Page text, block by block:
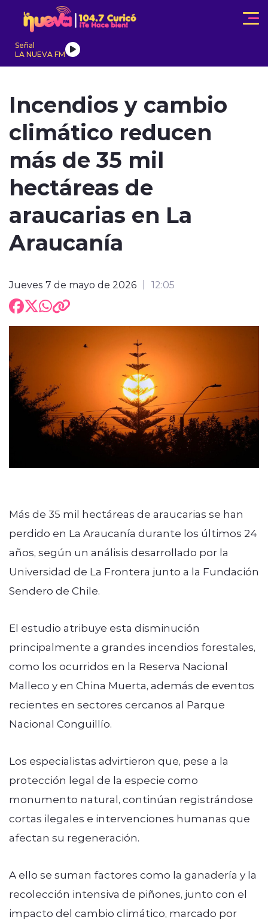
Click acá para ir directamente al contenido
Señal
LA NUEVA FM
ACTUALIDAD INTERNACIONAL
modo claro
Incendios y cambio
climático reducen
más de 35 mil
hectáreas de
araucarias en La
Araucanía
Jueves 7 de mayo de 2026 12:05
Más de 35 mil hectáreas de araucarias se han
perdido en La Araucanía durante los últimos 24
años, según un análisis desarrollado por la
Universidad de La Frontera junto a la Fundación
Sendero de Chile.
El estudio atribuye esta disminución
principalmente a grandes incendios forestales,
como los ocurridos en la Reserva Nacional
Malleco y en China Muerta, además de eventos
recientes en sectores cercanos al Parque
Nacional Conguillío.
Los especialistas advirtieron que, pese a la
protección legal de la especie como
monumento natural, continúan registrándose
cortas ilegales e intervenciones humanas que
afectan su regeneración.
A ello se suman factores como la ganadería y la
recolección intensiva de piñones, junto con el
impacto del cambio climático, marcado por